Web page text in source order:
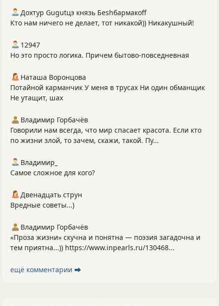
Дохтур Gugutцэ князь Беshбармакоff
Кто нам ничего не делает, тот никакой)) Никакушный!
12947
Но это просто логика. Причем бытово-повседневная
Наташа Воронцова
Потайной карманчик У меня в трусах Ни один обманщик
Не утащит, шах
Владимир Горбачёв
Говорили нам всегда, что мир спасает красота. Если кто
по жизни злой, то зачем, скажи, такой. Пу...
Владимир_
Самое сложное для кого?
Двенадцать струн
Вредные советы...)
Владимир Горбачёв
«Проза жизни» скучна и понятна — поэзия загадочна и
тем приятна...)) https://www.inpearls.ru/130468...
ещё комментарии ⮕